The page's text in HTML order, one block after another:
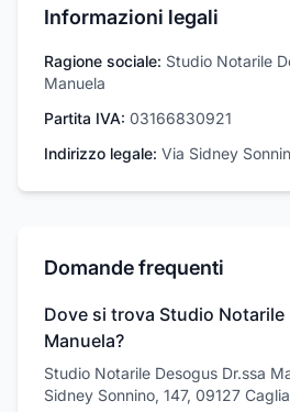
Informazioni legali
Ragione sociale: Studio Notarile
Manuela
Partita IVA: 03166830921
Indirizzo legale: Via Sidney
Domande frequenti
Dove si trova Studio Notarile
Manuela?
Studio Notarile Desogus Dr.ssa
Sidney Sonnino, 147, 09127